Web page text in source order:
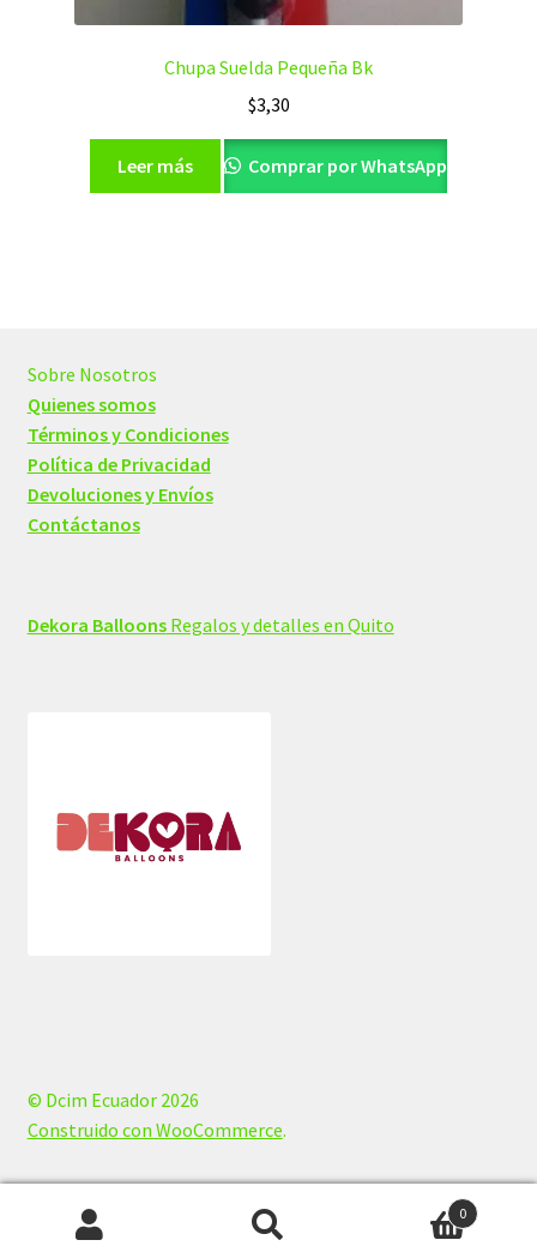
Chupa Suelda Pequeña Bk
$3,30
Leer más Comprar por WhatsApp
Sobre Nosotros
Quienes somos
Términos y Condiciones
Política de Privacidad
Devoluciones y Envíos
Contáctanos
Dekora BalloonsRegalos y detalles en Quito
© Dcim Ecuador 2026
Construido con WooCommerce.
0